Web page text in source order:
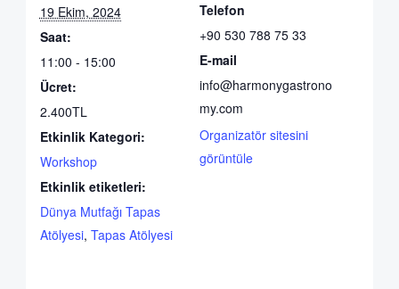
19 Ekim, 2024
Saat:
11:00 - 15:00
Ücret:
2.400TL
Etkinlik Kategori:
Workshop
Etkinlik etiketleri:
Dünya Mutfağı Tapas
Atölyesi, Tapas Atölyesi
Telefon
+90 530 788 75 33
E-mail
info@harmonygastrono
my.com
Organizatör sitesini
görüntüle